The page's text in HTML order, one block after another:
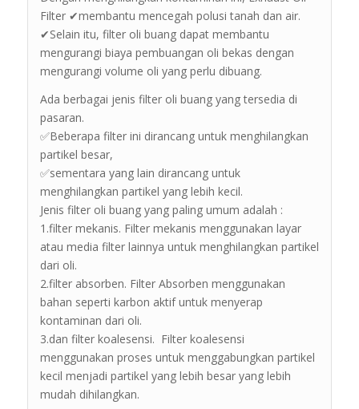
Filter ✔membantu mencegah polusi tanah dan air.
✔Selain itu, filter oli buang dapat membantu
mengurangi biaya pembuangan oli bekas dengan
mengurangi volume oli yang perlu dibuang.
Ada berbagai jenis filter oli buang yang tersedia di
pasaran.
✅Beberapa filter ini dirancang untuk menghilangkan
partikel besar,
✅sementara yang lain dirancang untuk
menghilangkan partikel yang lebih kecil.
Jenis filter oli buang yang paling umum adalah :
1.filter mekanis. Filter mekanis menggunakan layar
atau media filter lainnya untuk menghilangkan partikel
dari oli.
2.filter absorben. Filter Absorben menggunakan
bahan seperti karbon aktif untuk menyerap
kontaminan dari oli.
3.dan filter koalesensi. Filter koalesensi
menggunakan proses untuk menggabungkan partikel
kecil menjadi partikel yang lebih besar yang lebih
mudah dihilangkan.